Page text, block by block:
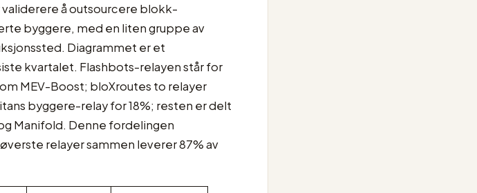
å outsourcere blokk-
byggere, med en liten gruppe av
Diagrammet er et
kvartalet. Flashbots-relayen står for
MEV-Boost; bloXroutes to relayer
byggere-relay for 18%; resten er delt
Manifold. Denne fordelingen
relayer sammen leverer 87% av